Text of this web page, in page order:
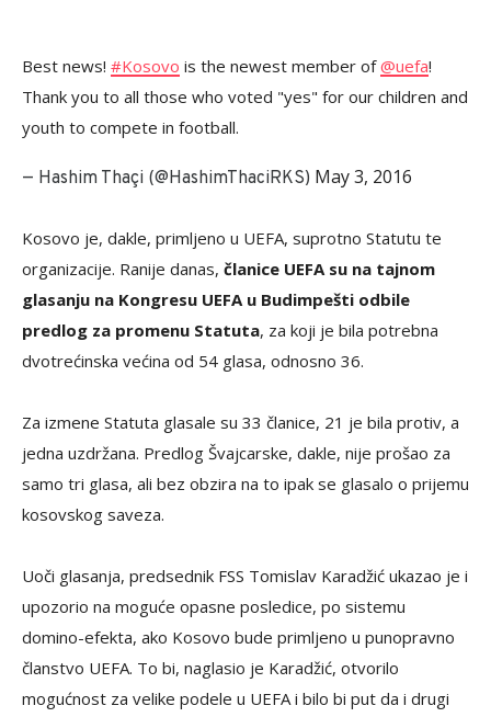
Best news! #Kosovo is the newest member of@uefa!
Thank you to all those who voted "yes" for our children and
youth to compete in football.
— Hashim Thaçi (@HashimThaciRKS) May 3, 2016
Kosovo je, dakle, primljeno u UEFA, suprotno Statutu te
organizacije. Ranije danas, članice UEFA su na tajnom
glasanju na Kongresu UEFA u Budimpešti odbile
predlog za promenu Statuta, za koji je bila potrebna
dvotrećinska većina od 54 glasa, odnosno 36.
Za izmene Statuta glasale su 33 članice, 21 je bila protiv, a
jedna uzdržana. Predlog Švajcarske, dakle, nije prošao za
samo tri glasa, ali bez obzira na to ipak se glasalo o prijemu
kosovskog saveza.
Uoči glasanja, predsednik FSS Tomislav Karadžić ukazao je i
upozorio na moguće opasne posledice, po sistemu
domino-efekta, ako Kosovo bude primljeno u punopravno
članstvo UEFA. To bi, naglasio je Karadžić, otvorilo
mogućnost za velike podele u UEFA i bilo bi put da i drugi